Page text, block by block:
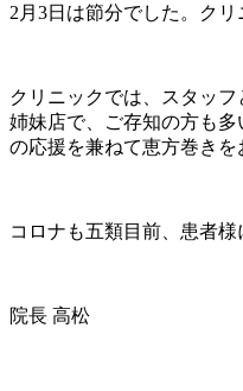
2月3日は節分でした。ク
クリニックでは、スタッ
姉妹店で、
ご存知の方も
の応援を兼ねて恵方巻きを
コロナも五類目前、患者
院長 高松